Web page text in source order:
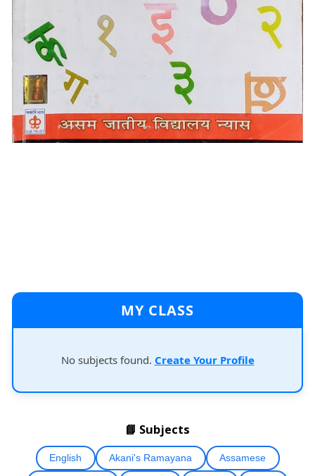
MY CLASS
No subjects found. Create Your Profile
📘 Subjects
English Akani's Ramayana Assamese